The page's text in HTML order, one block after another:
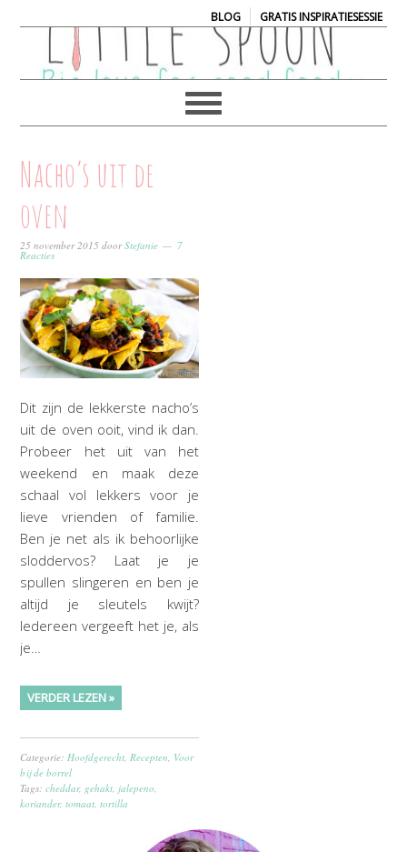
BLOG| GRATIS INSPIRATIESESSIE
Nacho’s uit de
oven
25 november 2015 doorStefanie 7
Reacties
Dit zijn de lekkerste nacho’s
uit de oven ooit, vind ik dan.
Probeer het uit van het
weekend en maak deze
schaal vol lekkers voor je
lieve vrienden of familie.
Ben je net als ik behoorlijke
sloddervos? Laat je je
spullen slingeren en ben je
altijd je sleutels kwijt?
Iedereen vergeeft het je, als
je…
VERDER LEZEN »
Categorie:Hoofdgerecht,Recepten, Voor
bij de borrel
Tags:cheddar, gehakt,jalepeno,
koriander,tomaat,tortilla